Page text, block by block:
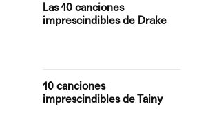
Las 10 canciones
imprescindibles de Drake
10 canciones
imprescindibles de Tainy